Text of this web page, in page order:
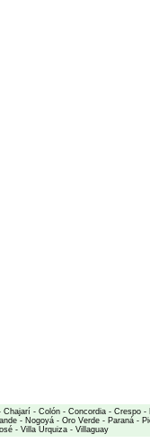
Chajarí - Colón - Concordia - Crespo -
- Nogoyá - Oro Verde - Paraná -
- Villa Urquiza - Villaguay